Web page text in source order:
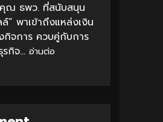
คุณ ธพว. ที่สนับสนุน
ล์” พาเข้าถึงแหล่งเงิน
กิจการ ควบคู่กับการ
กิจ... อ่านต่อ